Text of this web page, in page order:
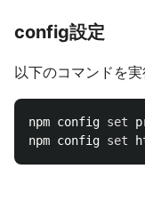
config設定
以下のコマンドを実
npm config set
npm config set